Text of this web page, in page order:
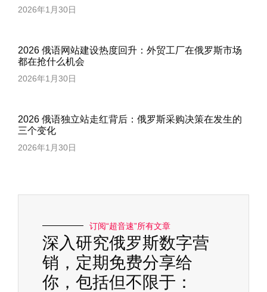
2026年1月30日
2026 俄语网站建设热度回升：外贸工厂在俄罗斯市场
都在抢什么机会
2026年1月30日
2026 俄语独立站走红背后：俄罗斯采购决策在发生的
三个变化
2026年1月30日
订阅“超音速”所有文章
深入研究俄罗斯数字营
销，定期免费分享给
你，包括但不限于：